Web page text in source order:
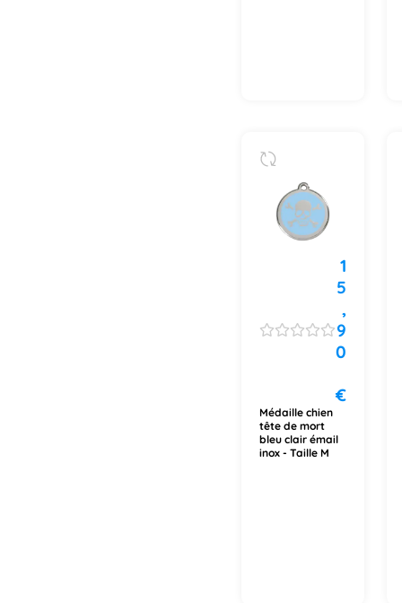
1
5
,
9
0
€
Médaille chien
tête de mort
bleu clair émail
inox - Taille M